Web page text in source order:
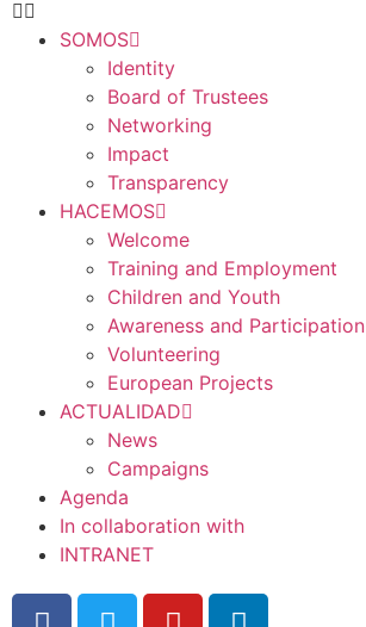
SOMOS
Identity
Board of Trustees
Networking
Impact
Transparency
HACEMOS
Welcome
Training and Employment
Children and Youth
Awareness and Participation
Volunteering
European Projects
ACTUALIDAD
News
Campaigns
Agenda
In collaboration with
INTRANET